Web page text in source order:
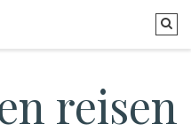
reisen